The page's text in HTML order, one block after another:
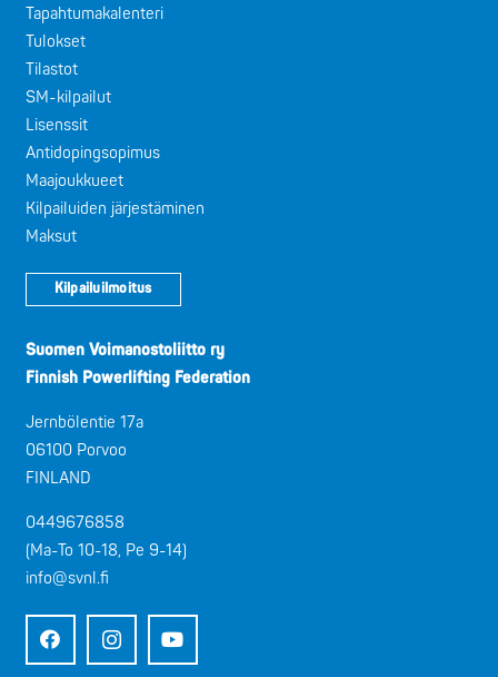
Tapahtumakalenteri
Tulokset
Tilastot
SM-kilpailut
Lisenssit
Antidopingsopimus
Maajoukkueet
Kilpailuiden järjestäminen
Maksut
Kilpailuilmoitus
Suomen Voimanostoliitto ry
Finnish Powerlifting Federation
Jernbölentie 17a
06100 Porvoo
FINLAND
0449676858
(Ma-To 10-18, Pe 9-14)
info@svnl.fi